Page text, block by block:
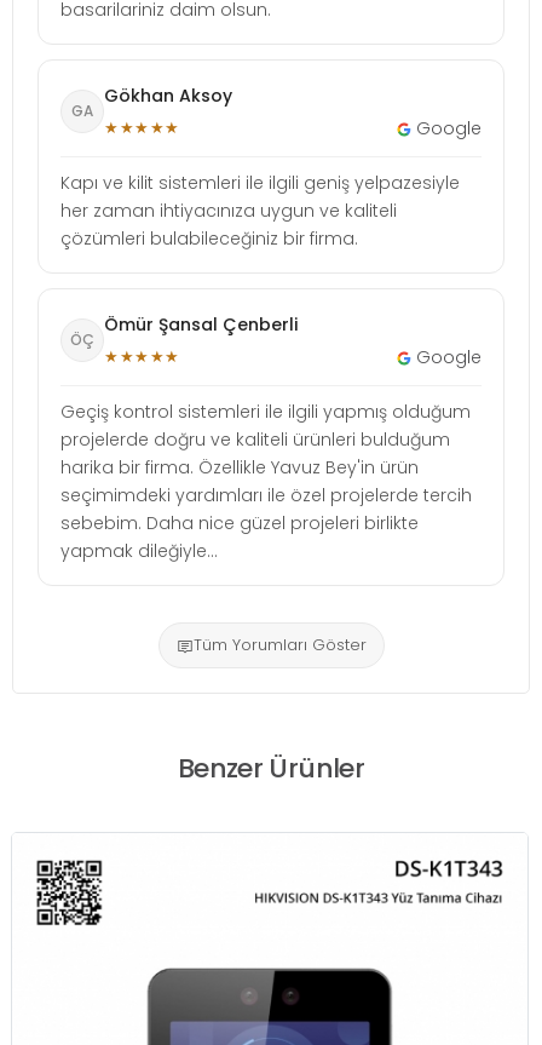
basarilariniz daim olsun.
GA
Gökhan Aksoy
★★★★★ Google
Kapı ve kilit sistemleri ile ilgili geniş yelpazesiyle
her zaman ihtiyacınıza uygun ve kaliteli
çözümleri bulabileceğiniz bir firma.
ÖÇ
Ömür Şansal Çenberli
★★★★★ Google
Geçiş kontrol sistemleri ile ilgili yapmış olduğum
projelerde doğru ve kaliteli ürünleri bulduğum
harika bir firma. Özellikle Yavuz Bey'in ürün
seçimimdeki yardımları ile özel projelerde tercih
sebebim. Daha nice güzel projeleri birlikte
yapmak dileğiyle...
Tüm Yorumları Göster
Benzer Ürünler
HIKVISION DS-K1T673TDWX